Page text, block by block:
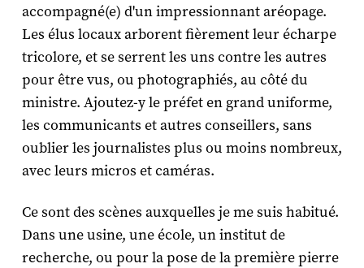
accompagné(e) d'un impressionnant aréopage.
Les élus locaux arborent fièrement leur écharpe
tricolore, et se serrent les uns contre les autres
pour être vus, ou photographiés, au côté du
ministre. Ajoutez-y le préfet en grand uniforme,
les communicants et autres conseillers, sans
oublier les journalistes plus ou moins nombreux,
avec leurs micros et caméras.
Ce sont des scènes auxquelles je me suis habitué.
Dans une usine, une école, un institut de
recherche, ou pour la pose de la première pierre